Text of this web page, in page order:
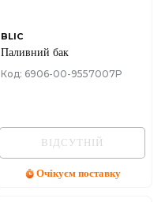
BLIC
Паливний бак
Код: 6906-00-9557007P
ВІДСУТНІЙ
Очікуєм поставку